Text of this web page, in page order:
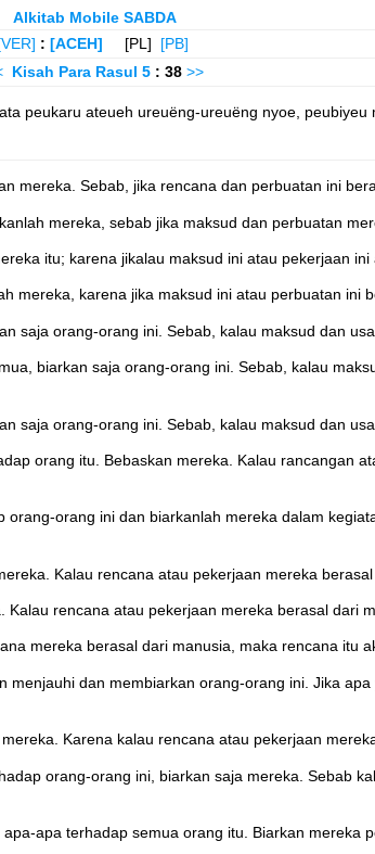
Alkitab Mobile SABDA
: [ACEH] [PL] [PB]
Kisah Para Rasul 5 : 38 >>
peukaru ateueh ureuëng-ureuëng nyoe,
mereka. Sebab, jika rencana dan perbuatan ini
mereka, sebab jika maksud dan perbuatan
itu; karena jikalau maksud ini atau pekerjaan
mereka, karena jika maksud ini atau perbuatan ini
saja orang-orang ini. Sebab, kalau maksud dan
biarkan saja orang-orang ini. Sebab, kalau
saja orang-orang ini. Sebab, kalau maksud dan
orang itu. Bebaskan mereka. Kalau rancangan
orang ini dan biarkanlah mereka dalam
Kalau rencana atau pekerjaan mereka
rencana atau pekerjaan mereka berasal dari
mereka berasal dari manusia, maka rencana itu
dan membiarkan orang-orang ini. Jika
Karena kalau rencana atau pekerjaan
orang-orang ini, biarkan saja mereka. Sebab
apa terhadap semua orang itu. Biarkan mereka